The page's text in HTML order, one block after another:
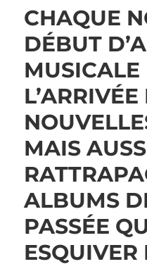
CHAQUE
DÉBUT
L’ARRIVÉE
MAIS
ALBUMS
PASSÉE
ESQUIVER